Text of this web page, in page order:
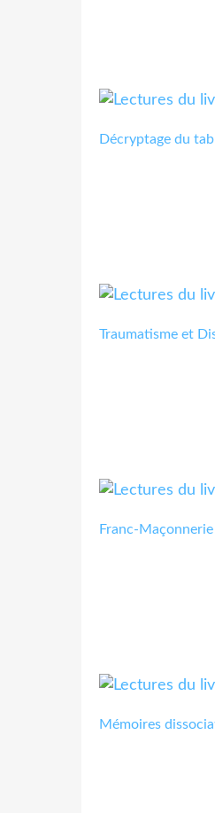
Décryptage du
Traumatisme et
Franc-
Mémoires